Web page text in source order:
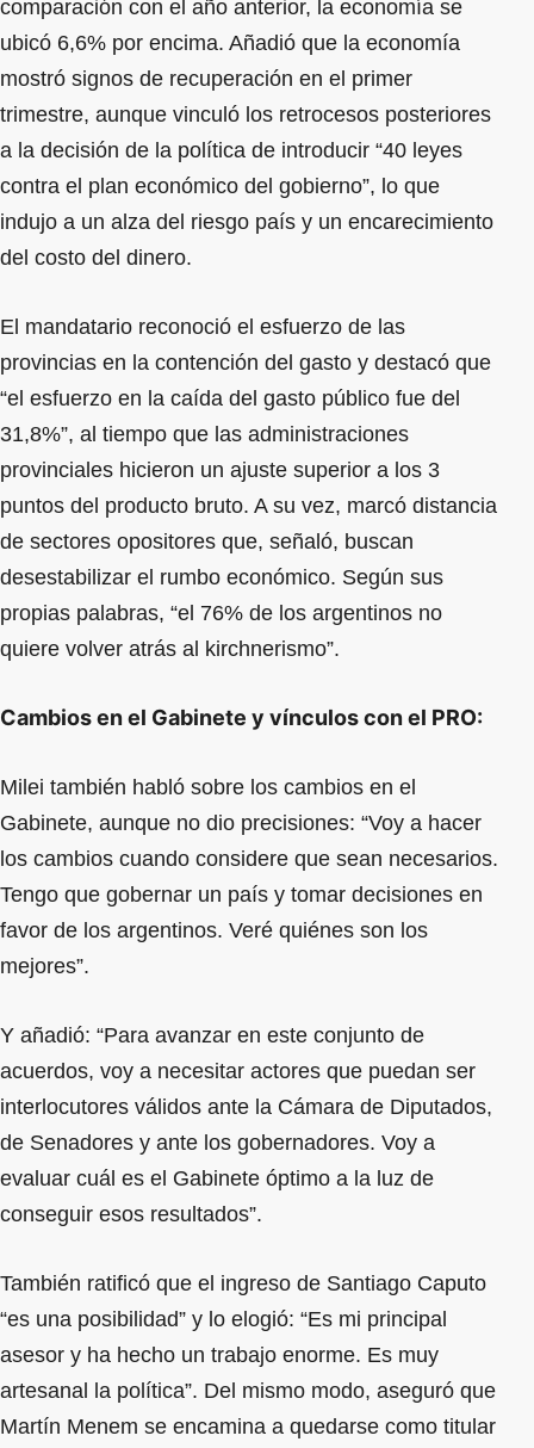
comparación con el año anterior, la economía se
ubicó 6,6% por encima. Añadió que la economía
mostró signos de recuperación en el primer
trimestre, aunque vinculó los retrocesos posteriores
a la decisión de la política de introducir “40 leyes
contra el plan económico del gobierno”, lo que
indujo a un alza del riesgo país y un encarecimiento
del costo del dinero.
El mandatario reconoció el esfuerzo de las
provincias en la contención del gasto y destacó que
“el esfuerzo en la caída del gasto público fue del
31,8%”, al tiempo que las administraciones
provinciales hicieron un ajuste superior a los 3
puntos del producto bruto. A su vez, marcó distancia
de sectores opositores que, señaló, buscan
desestabilizar el rumbo económico. Según sus
propias palabras, “el 76% de los argentinos no
quiere volver atrás al kirchnerismo”.
Cambios en el Gabinete y vínculos con el PRO:
Milei también habló sobre los cambios en el
Gabinete, aunque no dio precisiones: “Voy a hacer
los cambios cuando considere que sean necesarios.
Tengo que gobernar un país y tomar decisiones en
favor de los argentinos. Veré quiénes son los
mejores”.
Y añadió: “Para avanzar en este conjunto de
acuerdos, voy a necesitar actores que puedan ser
interlocutores válidos ante la Cámara de Diputados,
de Senadores y ante los gobernadores. Voy a
evaluar cuál es el Gabinete óptimo a la luz de
conseguir esos resultados”.
También ratificó que el ingreso de Santiago Caputo
“es una posibilidad” y lo elogió: “Es mi principal
asesor y ha hecho un trabajo enorme. Es muy
artesanal la política”. Del mismo modo, aseguró que
Martín Menem se encamina a quedarse como titular